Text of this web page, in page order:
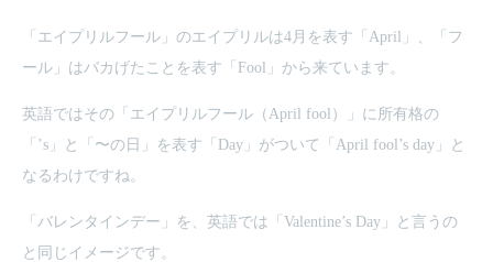
「エイプリルフール」のエイプリルは4月を表す「April」、「フ
ール」はバカげたことを表す「Fool」から来ています。
英語ではその「エイプリルフール（April fool）」に所有格の
「’s」と「〜の日」を表す「Day」がついて「April fool’s day」と
なるわけですね。
「バレンタインデー」を、英語では「Valentine’s Day」と言うの
と同じイメージです。